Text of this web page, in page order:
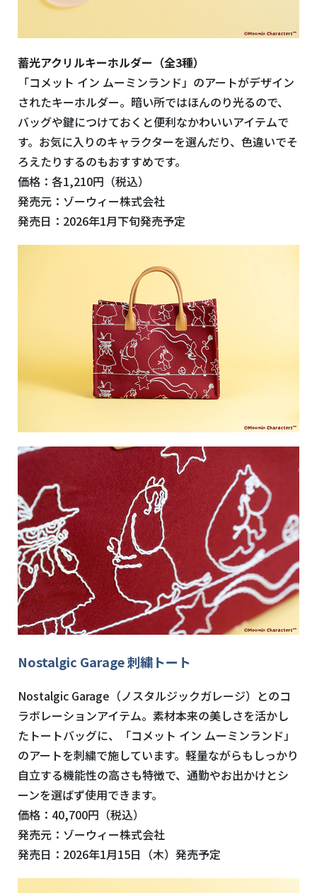
蓄光アクリルキーホルダー（全3種）
「コメット イン ムーミンランド」のアートがデザイン
されたキーホルダー。暗い所ではほんのり光るので、
バッグや鍵につけておくと便利なかわいいアイテムで
す。お気に入りのキャラクターを選んだり、色違いでそ
ろえたりするのもおすすめです。
価格：各1,210円（税込）
発売元：ゾーウィー株式会社
発売日：2026年1月下旬発売予定
Nostalgic Garage 刺繍トート
Nostalgic Garage（ノスタルジックガレージ）とのコ
ラボレーションアイテム。素材本来の美しさを活かし
たトートバッグに、「コメット イン ムーミンランド」
のアートを刺繍で施しています。軽量ながらもしっかり
自立する機能性の高さも特徴で、通勤やお出かけとシ
ーンを選ばず使用できます。
価格：40,700円（税込）
発売元：ゾーウィー株式会社
発売日：2026年1月15日（木）発売予定